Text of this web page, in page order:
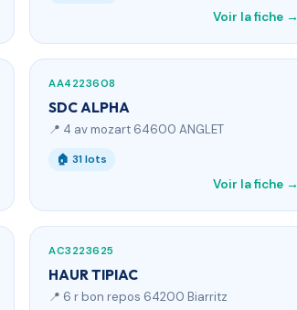
Voir la fiche →
AA4223608
SDC ALPHA
📍 4 av mozart 64600 ANGLET
🏠 31 lots
Voir la fiche →
AC3223625
HAUR TIPIAC
📍 6 r bon repos 64200 Biarritz